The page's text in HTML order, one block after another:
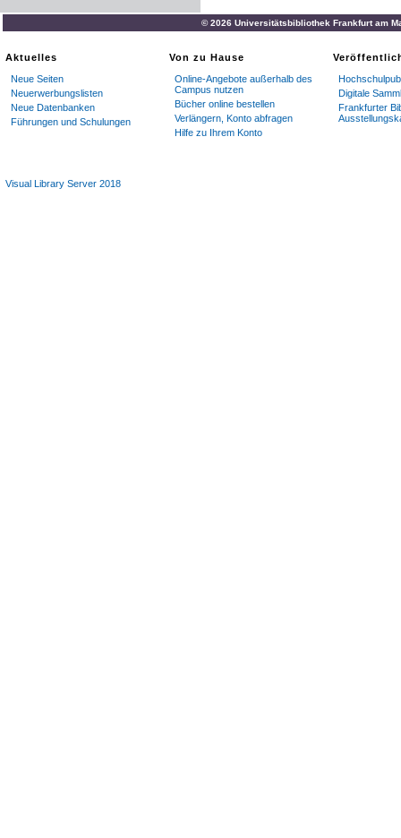
© 2026 Universitätsbibliothek Frankfurt am
Aktuelles
Neue Seiten
Neuerwerbungslisten
Neue Datenbanken
Führungen und Schulungen
Von zu Hause
Online-Angebote außerhalb des
Campus nutzen
Bücher online bestellen
Verlängern, Konto abfragen
Hilfe zu Ihrem Konto
Digitale
Frankfurter
Visual Library Server 2018